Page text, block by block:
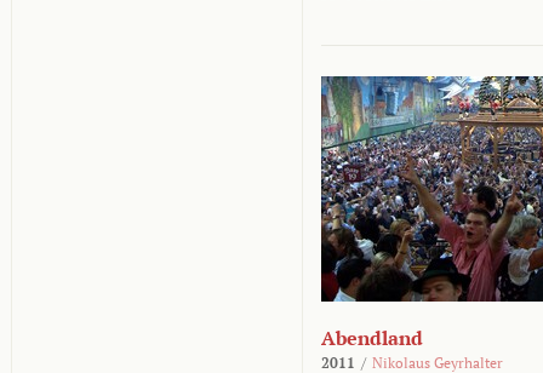
Abendland
2011 / Nikolaus Geyrhalter